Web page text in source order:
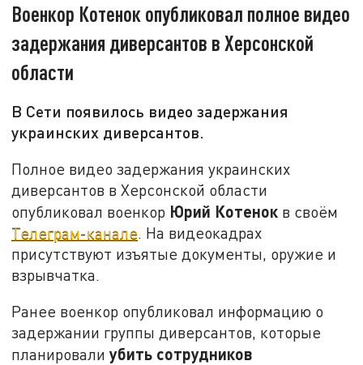
Военкор Котенок опубликовал полное видео
задержания диверсантов в Херсонской
области
В Сети появилось видео задержания
украинских диверсантов.
Полное видео задержания украинских
диверсантов в Херсонской области
опубликовал военкор Юрий Котенок в своём
Телеграм-канале. На видеокадрах
присутствуют изъятые документы, оружие и
взрывчатка.
Ранее военкор опубликовал информацию о
задержании группы диверсантов, которые
планировалиубить сотрудников